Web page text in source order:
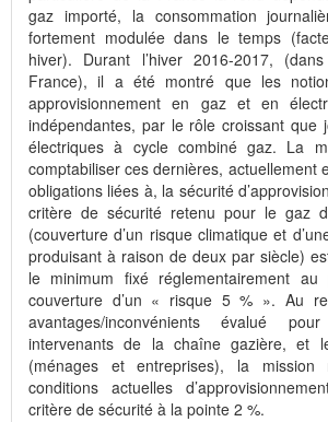
gaz importé, la consommation
fortement modulée dans le temps
hiver). Durant l’hiver 2016-2017,
France), il a été montré que les
approvisionnement en gaz et en
indépendantes, par le rôle croissant que
électriques à cycle combiné gaz. La
comptabiliser ces dernières, actuellement
obligations liées à, la sécurité
critère de sécurité retenu pour le gaz
(couverture d’un risque climatique et
produisant à raison de deux par siècle)
le minimum fixé réglementairement
couverture d’un « risque 5 % ». Au
avantages/inconvénients évalué
intervenants de la chaîne gazière, et
(ménages et entreprises), la mission
conditions actuelles
critère de sécurité à la pointe 2 %.